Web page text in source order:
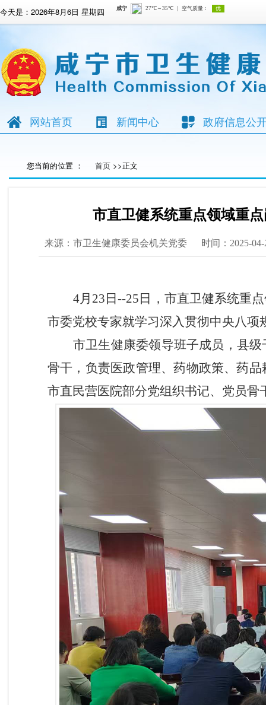
今天是： 2026年8月6日 星期四
网站首页 新闻中心 政府信息公
您当前的位置 ： 首页 >>正文
市直卫健系统重点领域重
来源：市卫生健康委员会机关党委 时间：2025-04-
4月23日--25日，市直卫健系统重
市委党校专家就学习深入贯彻中央八
市卫生健康委领导班子成员，县
骨干，负责医政管理、药物政策、药
市直民营医院部分党组织书记、党员骨